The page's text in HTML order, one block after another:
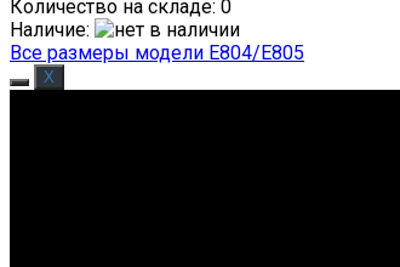
Количество на складе: 0
Наличие:
Все размеры модели E804/E805